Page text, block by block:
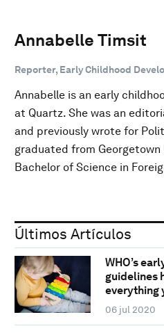
Annabelle Timsit
Reporter, Early Childhood
Annabelle is an early
at Quartz. She was an
and previously wrote for
graduated from
Bachelor of Science in
Últimos Artículos
WHO’s
guidelines
everything
06 jul 2020